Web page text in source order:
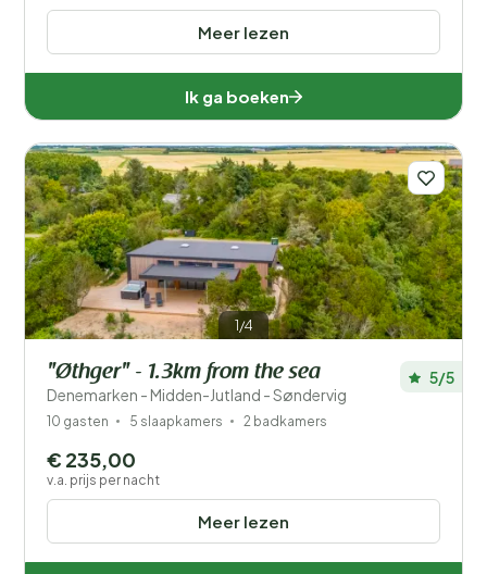
Meer lezen
Ik ga boeken
1/4
"Øthger" - 1.3km from the sea
Denemarken - Midden-Jutland - Søndervig
5/5
10 gasten 5 slaapkamers 2 badkamers
Meer lezen
€ 235,00
v.a. prijs per nacht